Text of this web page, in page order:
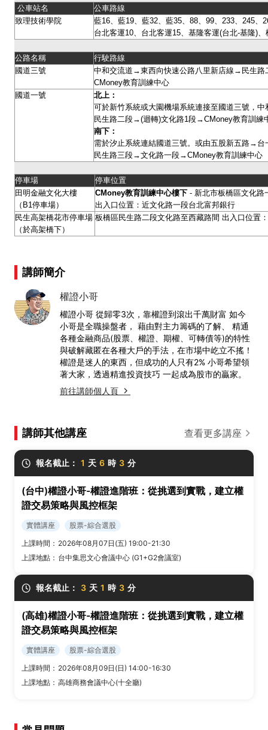
公車站名
公車路線
致理技術學院
藍16、藍19、藍32、藍35、88、99、233、245、
台北客運10、台北客運15、基隆客運(台北-基隆)
公路名稱
行駛路線
國道三號
中和交流道→東西向快速公路八里新店線→民生
CMoney教育訓練中心
國道一號
北上：
可於新竹系統或大園機場系統連接至國道三號，
民生路二段→(迴轉)文化路1段→CMoney教育訓練
南下：
需於汐止系統連結國道三號。或由五股新五路
民生路三段→文化路一段→CMoney教育訓練中心
停車場
停車位置
田明金融文化大樓
（B1停車場）
CMoney教育訓練中心樓下 - 新北市板橋區文化路
出入口位置：近文化路一段台北富邦銀行
民生高架橋花市停車場
（於高架橋下）
板橋區民生路二段文化路至西藏路間 出入口位置
講師簡介
權證小哥
權證小哥 從歸零3次，靠權證到滾出千萬財富 如今
小哥是全職操盤者， 藉由對主力籌碼的了解、 精通
各種金融商品(股票、權證、期權、可轉債等)的特性
與破解藏匿在各種大戶的手法，在市場中屹立不搖！
權證是迷人的東西，但成功的人只有2% 小哥希望領
著大家，透過精進投資技巧 一起成為股市的贏家。
前往講師個人頁
講師其他講座 查看更多講座
報名截止： 1 天 6 時 3 分
(台中)權證小哥-權證進階班：從挑選到實戰，建立權
證交易策略與風控框架
實體講座
股票-綜合選股
上課時間： 2026年08月07日(五) 19:00-21:30
上課地點： 台中集思文心會議中心 (G1+G2會議室)
報名截止： 3 天 1 時 3 分
(高雄)權證小哥-權證進階班：從挑選到實戰，建立權
證交易策略與風控框架
實體講座
股票-綜合選股
上課時間： 2026年08月09日(日) 14:00-16:30
上課地點： 高雄商務會議中心(十全廳)